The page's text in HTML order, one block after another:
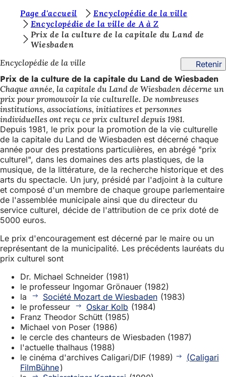
Accéder au contenu
s
ê
t
e
s
i
c
i
:
Page d'accueil
Encyclopédie de la ville
Encyclopédie de la ville de A à Z
Prix de la culture de la capitale du Land de
Wiesbaden
Encyclopédie de la ville
Retenir
Prix de la culture de la capitale du Land de Wiesbaden
Chaque année, la capitale du Land de Wiesbaden décerne un
prix pour promouvoir la vie culturelle. De nombreuses
institutions, associations, initiatives et personnes
individuelles ont reçu ce prix culturel depuis 1981.
Depuis 1981, le prix pour la promotion de la vie culturelle
de la capitale du Land de Wiesbaden est décerné chaque
année pour des prestations particulières, en abrégé "prix
culturel", dans les domaines des arts plastiques, de la
musique, de la littérature, de la recherche historique et des
arts du spectacle. Un jury, présidé par l'adjoint à la culture
et composé d'un membre de chaque groupe parlementaire
de l'assemblée municipale ainsi que du directeur du
service culturel, décide de l'attribution de ce prix doté de
5000 euros.
Le prix d'encouragement est décerné par le maire ou un
représentant de la municipalité. Les précédents lauréats du
prix culturel sont
Dr. Michael Schneider (1981)
le professeur Ingomar Grönauer (1982)
la
Société Mozart de Wiesbaden (1983)
le professeur
Oskar Kolb (1984)
Franz Theodor Schütt (1985)
Michael von Poser (1986)
le cercle des chanteurs de Wiesbaden (1987)
l'actuelle thalhaus (1988)
le cinéma d'archives Caligari/DIF (1989)
(Caligari
FilmBühne)